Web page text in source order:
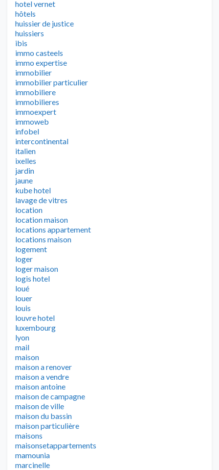
hotel vernet
hôtels
huissier de justice
huissiers
ibis
immo casteels
immo expertise
immobilier
immobilier particulier
immobiliere
immobilieres
immoexpert
immoweb
infobel
intercontinental
italien
ixelles
jardin
jaune
kube hotel
lavage de vitres
location
location maison
locations appartement
locations maison
logement
loger
loger maison
logis hotel
loué
louer
louis
louvre hotel
luxembourg
lyon
mail
maison
maison a renover
maison a vendre
maison antoine
maison de campagne
maison de ville
maison du bassin
maison particulière
maisons
maisonsetappartements
mamounia
marcinelle